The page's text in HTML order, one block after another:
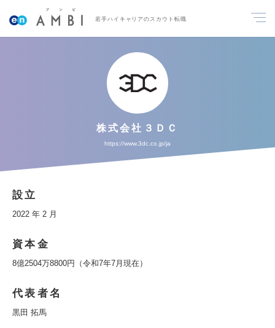
若手ハイキャリアのスカウト転職
株式会社３ＤＣ
https://www.3dc.co.jp/ja
設立
2022 年 2 月
資本金
8億2504万8800円（令和7年7月現在）
代表者名
黒田 拓馬